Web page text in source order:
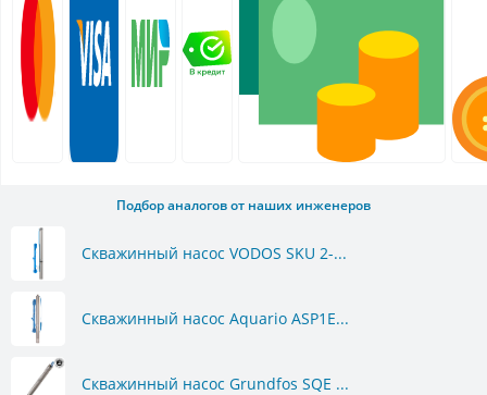
Подбор аналогов от наших инженеров
Скважинный насос VODOS SKU 2-...
Скважинный насос Aquario ASP1E...
Скважинный насос Grundfos SQE ...